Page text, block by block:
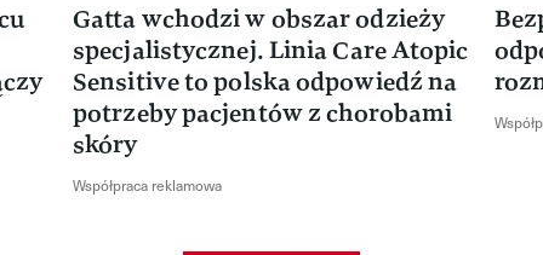
Gatta wchodzi w obszar odzieży
specjalistycznej. Linia Care Atopic
Sensitive to polska odpowiedź na
potrzeby pacjentów z chorobami
skóry
Współpraca reklamowa